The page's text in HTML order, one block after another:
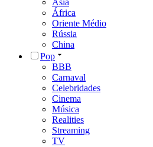
Ásia
África
Oriente Médio
Rússia
China
Pop
BBB
Carnaval
Celebridades
Cinema
Música
Realities
Streaming
TV